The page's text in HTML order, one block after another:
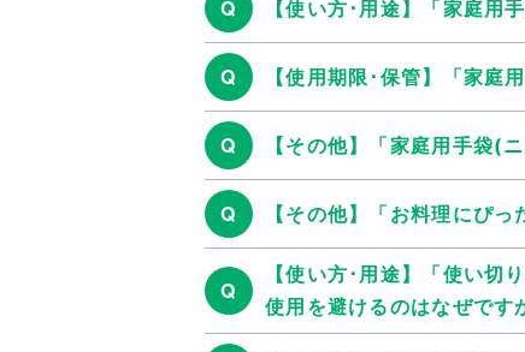
Q 【使い方･用途】「家庭用
Q 【使用期限･保管】「家庭
Q 【その他】「家庭用手袋(
Q 【その他】「お料理にぴ
Q
【使い方･用途】「使い切
使用を避けるのはなぜです